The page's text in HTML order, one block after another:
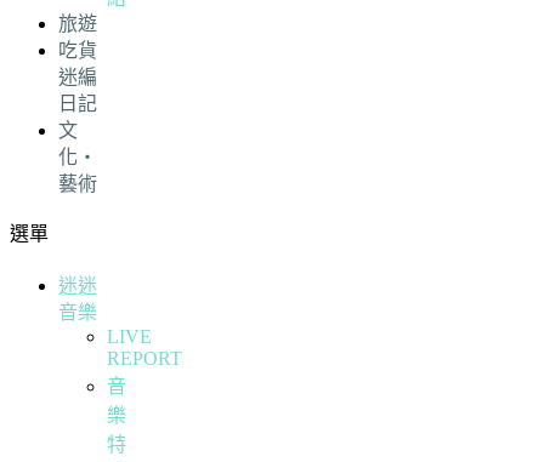
旅遊
吃貨
迷編
日記
文
化・
藝術
選單
迷迷
音樂
LIVE
REPORT
音
樂
特